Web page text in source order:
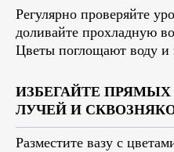
Регулярно проверяйте
доливайте прохладную
Цветы поглощают воду и
ИЗБЕГАЙТЕ
ЛУЧЕЙ И
Разместите вазу с